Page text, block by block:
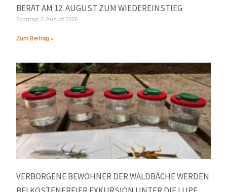
BERÄT AM 12. AUGUST ZUM WIEDEREINSTIEG
Sonntag, 2. August 2026
Zum Beitrag »
VERBORGENE BEWOHNER DER WALDBÄCHE WERDEN